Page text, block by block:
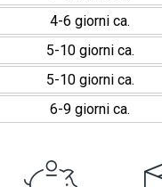
4-6 giorni ca.
5-10 giorni ca.
5-10 giorni ca.
6-9 giorni ca.